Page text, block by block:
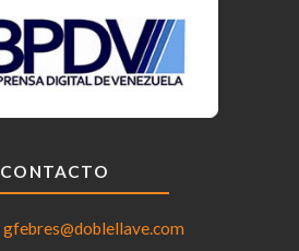
CONTACTO
gfebres@doblellave.com